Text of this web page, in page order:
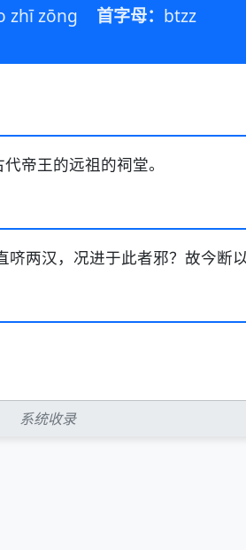
zhī zōng 首字母： btzz
帝王的远祖的祠堂。
两汉，况进于此者邪？故今断
系统收录